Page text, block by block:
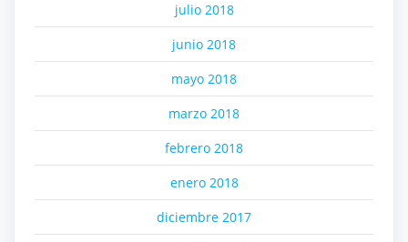
julio 2018
junio 2018
mayo 2018
marzo 2018
febrero 2018
enero 2018
diciembre 2017